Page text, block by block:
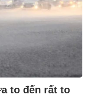
to đến rất to